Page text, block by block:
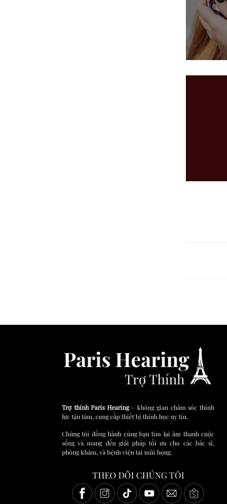
Trợ thính Paris Hearing– không gian chăm sóc thính
lực tận tâm, cung cấp thiết bị thính học uy tín.
Chúng tôi đồng hành cùng bạn tìm lại âm thanh cuộc
sống và mang đến giải pháp tối ưu cho các bác sĩ,
phòng khám, và bệnh viện tai mũi họng.
THEO DÕI CHÚNG TÔI